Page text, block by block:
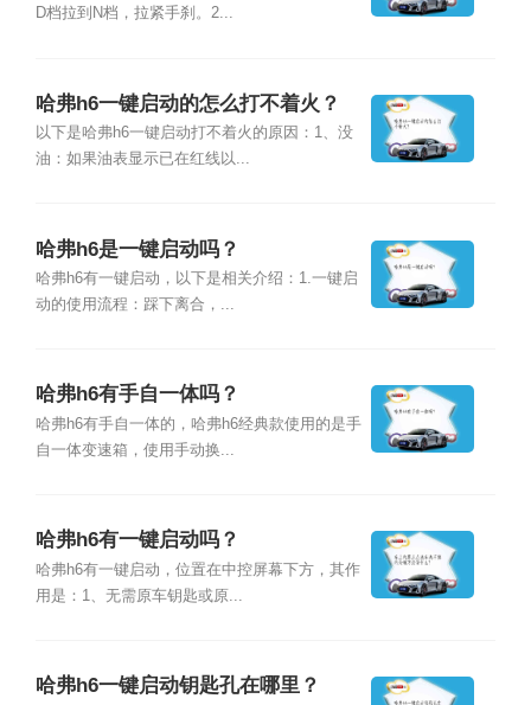
D档拉到N档，拉紧手刹。2...
哈弗h6一键启动的怎么打不着火？
以下是哈弗h6一键启动打不着火的原因：1、没
油：如果油表显示已在红线以...
哈弗h6是一键启动吗？
哈弗h6有一键启动，以下是相关介绍：1.一键启
动的使用流程：踩下离合，...
哈弗h6有手自一体吗？
哈弗h6有手自一体的，哈弗h6经典款使用的是手
自一体变速箱，使用手动换...
哈弗h6有一键启动吗？
哈弗h6有一键启动，位置在中控屏幕下方，其作
用是：1、无需原车钥匙或原...
哈弗h6一键启动钥匙孔在哪里？